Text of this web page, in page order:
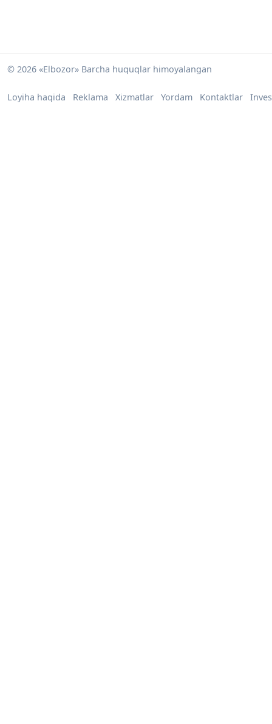
© 2026 «Elbozor» Barcha huquqlar himoyalangan
Loyiha haqida Reklama Xizmatlar Yordam Kontaktlar